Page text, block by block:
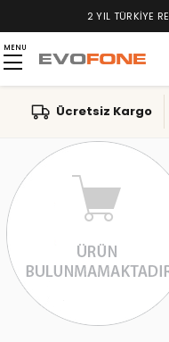
2 YIL TÜRKIYE
MENU
Ücretsiz Kargo